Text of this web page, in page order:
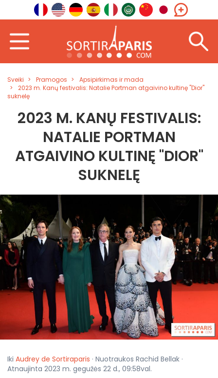
Sveiki Pramogos
Apsipirkimas ir mada
2023 m. Kanų festivalis: Natalie Portman atgaivino kultinę "Dior"
suknelę
2023 M. KANŲ FESTIVALIS:
NATALIE PORTMAN
ATGAIVINO KULTINĘ "DIOR"
SUKNELĘ
Iki Audrey de Sortiraparis · Nuotraukos Rachid Bellak ·
Atnaujinta 2023 m. gegužės 22 d., 09:58val.